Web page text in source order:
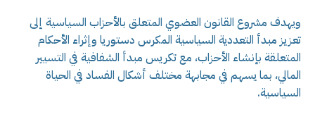
ويهدف مشروع القانون العضوي المتعلق بالأحزاب السياسية إلى
تعزيز مبدأ التعددية السياسية المكرس دستوريا وإثراء الأحكام
المتعلقة بإنشاء الأحزاب، مع تكريس مبدأ الشفافية في التسيير
المالي، بما يسهم في مجابهة مختلف أشكال الفساد في الحياة
السياسية.